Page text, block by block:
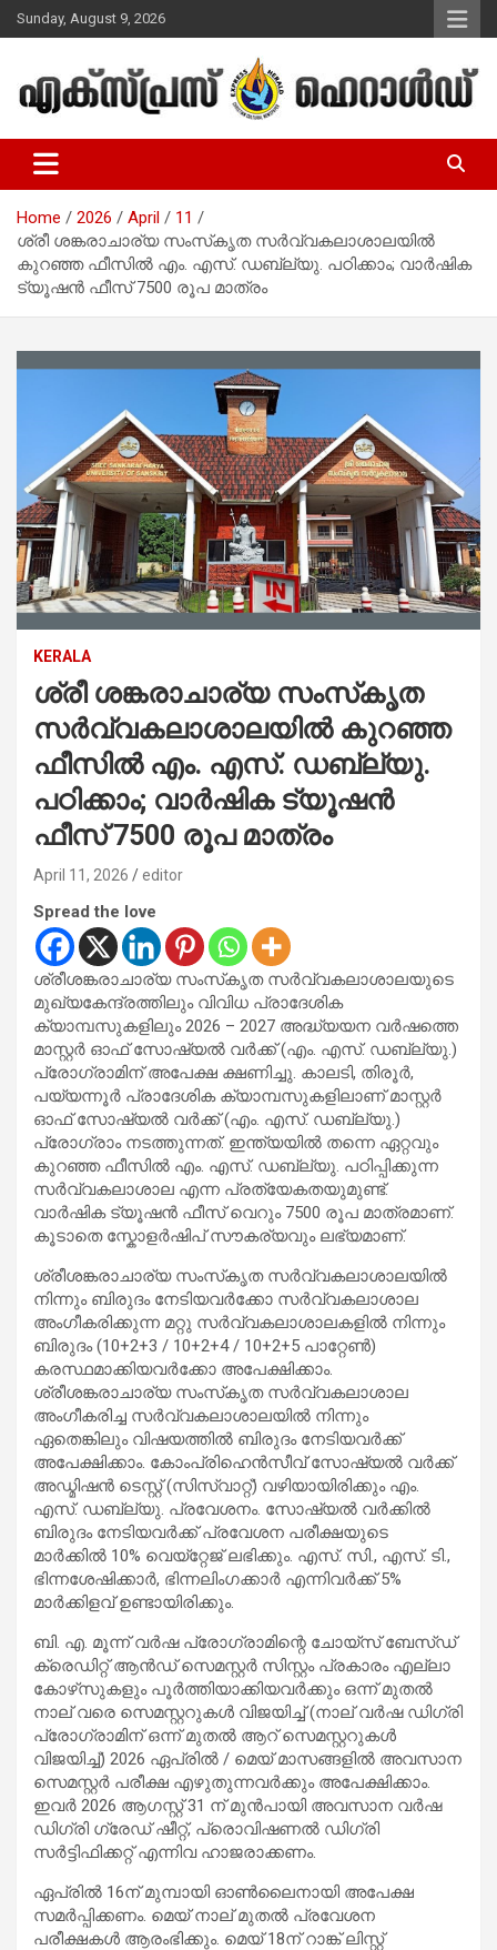
Skip
to
Sunday, August 9, 2026
Express Herald – Malayalam
Christian News
Home 2026 April
11
ശ്രീ ശങ്കരാചാര്യ സംസ്‌കൃത സർവ്വകലാശാലയിൽ
കുറഞ്ഞ ഫീസില്‍ എം. എസ്. ഡബ്ല്യു. പഠിക്കാം; വാര്‍ഷിക
ട്യൂഷന്‍ ഫീസ്‌ 7500 രൂപ മാത്രം
KERALA
ശ്രീ ശങ്കരാചാര്യ സംസ്‌കൃത
സർവ്വകലാശാലയിൽ കുറഞ്ഞ
ഫീസില്‍ എം. എസ്. ഡബ്ല്യു.
പഠിക്കാം; വാര്‍ഷിക ട്യൂഷന്‍
ഫീസ്‌ 7500 രൂപ മാത്രം
April 11, 2026 editor
Spread the love
ശ്രീശങ്കരാചാര്യ സംസ്‌കൃത സർവ്വകലാശാലയുടെ
മുഖ്യകേന്ദ്രത്തിലും വിവിധ പ്രാദേശിക
ക്യാമ്പസുകളിലും 2026 – 2027 അദ്ധ്യയന വർഷത്തെ
മാസ്റ്റർ ഓഫ് സോഷ്യൽ വർക്ക് (എം. എസ്. ഡബ്ല്യു.)
പ്രോഗ്രാമിന് അപേക്ഷ ക്ഷണിച്ചു. കാലടി, തിരൂര്‍,
പയ്യന്നൂര്‍ പ്രാദേശിക ക്യാമ്പസുകളിലാണ് മാസ്റ്റർ
ഓഫ് സോഷ്യൽ വർക്ക് (എം. എസ്. ഡബ്ല്യു.)
പ്രോഗ്രാം നടത്തുന്നത്. ഇന്ത്യയില്‍ തന്നെ ഏറ്റവും
കുറഞ്ഞ ഫീസില്‍ എം. എസ്. ഡബ്ല്യു. പഠിപ്പിക്കുന്ന
സര്‍വ്വകലാശാല എന്ന പ്രത്യേകതയുമുണ്ട്.
വാര്‍ഷിക ട്യൂഷന്‍ ഫീസ്‌ വെറും 7500 രൂപ മാത്രമാണ്.
കൂടാതെ സ്കോളര്‍ഷിപ്‌ സൗകര്യവും ലഭ്യമാണ്.
ശ്രീശങ്കരാചാര്യ സംസ്‌കൃത സർവ്വകലാശാലയിൽ
നിന്നും ബിരുദം നേടിയവർക്കോ സർവ്വകലാശാല
അംഗീകരിക്കുന്ന മറ്റു സർവ്വകലാശാലകളിൽ നിന്നും
ബിരുദം (10+2+3 / 10+2+4 / 10+2+5 പാറ്റേൺ)
കരസ്ഥമാക്കിയവർക്കോ അപേക്ഷിക്കാം.
ശ്രീശങ്കരാചാര്യ സംസ്‌കൃത സർവ്വകലാശാല
അംഗീകരിച്ച സർവ്വകലാശാലയിൽ നിന്നും
ഏതെങ്കിലും വിഷയത്തിൽ ബിരുദം നേടിയവർക്ക്
അപേക്ഷിക്കാം. കോംപ്രിഹെൻസീവ് സോഷ്യൽ വർക്ക്
അഡ്മിഷൻ ടെസ്റ്റ് (സിസ്വാറ്റ്) വഴിയായിരിക്കും എം.
എസ്. ഡബ്ല്യു. പ്രവേശനം. സോഷ്യൽ വർക്കിൽ
ബിരുദം നേടിയവർക്ക് പ്രവേശന പരീക്ഷയുടെ
മാർക്കിൽ 10% വെയ്‌റ്റേജ് ലഭിക്കും. എസ്. സി., എസ്. ടി.,
ഭിന്നശേഷിക്കാർ, ഭിന്നലിംഗക്കാർ എന്നിവർക്ക് 5%
മാർക്കിളവ് ഉണ്ടായിരിക്കും.
ബി. എ. മൂന്ന് വര്‍ഷ പ്രോഗ്രാമിന്റെ ചോയ്‌സ് ബേസ്ഡ്
ക്രെഡിറ്റ് ആൻഡ് സെമസ്റ്റർ സിസ്റ്റം പ്രകാരം എല്ലാ
കോഴ്‌സുകളും പൂർത്തിയാക്കിയവർക്കും ഒന്ന് മുതൽ
നാല് വരെ സെമസ്റ്ററുകൾ വിജയിച്ച് (നാല് വര്‍ഷ ഡിഗ്രി
പ്രോഗ്രാമിന് ഒന്ന് മുതൽ ആറ് സെമസ്റ്ററുകൾ
വിജയിച്ച്) 2026 ഏപ്രിൽ / മെയ് മാസങ്ങളിൽ അവസാന
സെമസ്റ്റർ പരീക്ഷ എഴുതുന്നവർക്കും അപേക്ഷിക്കാം.
ഇവർ 2026 ആഗസ്റ്റ് 31 ന് മുൻപായി അവസാന വർഷ
ഡിഗ്രി ഗ്രേഡ് ഷീറ്റ്, പ്രൊവിഷണൽ ഡിഗ്രി
സർട്ടിഫിക്കറ്റ് എന്നിവ ഹാജരാക്കണം.
ഏപ്രിൽ 16ന് മുമ്പായി ഓൺലൈനായി അപേക്ഷ
സമർപ്പിക്കണം. മെയ് നാല് മുതൽ പ്രവേശന
പരീക്ഷകൾ ആരംഭിക്കും. മെയ് 18ന് റാങ്ക് ലിസ്റ്റ്